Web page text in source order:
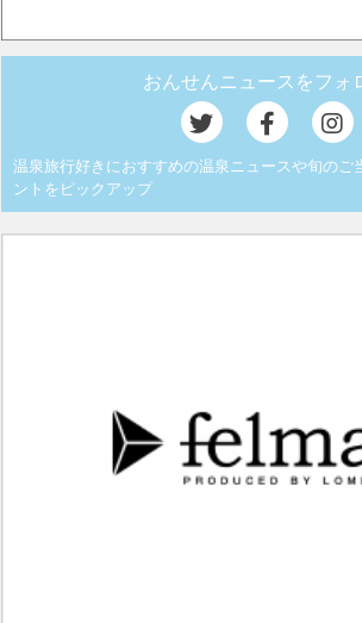
おんせんニュースをフォ
温泉旅行好きにおすすめの温泉ニュースや旬のご
ントをピックアップ